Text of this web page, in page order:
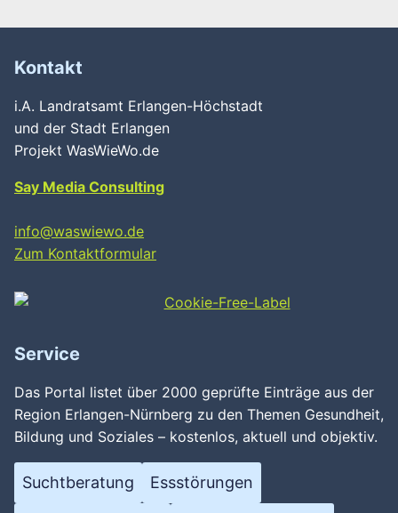
Wird geladen …
Kontakt
i.A. Landratsamt Erlangen-Höchstadt
und der Stadt Erlangen
Projekt WasWieWo.de
Say Media Consulting
info@waswiewo.de
Zum Kontaktformular
Service
Das Portal listet über 2000 geprüfte Einträge aus der
Region Erlangen-Nürnberg zu den Themen Gesundheit,
Bildung und Soziales – kostenlos, aktuell und objektiv.
Suchtberatung Essstörungen